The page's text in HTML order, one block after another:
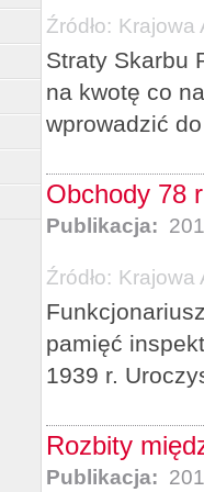
Źródło: Krajowa
Straty Skarbu
na kwotę co
wprowadzić
Obchody 78
Publikacja:
Źródło: Krajowa
pamięć
1939 r.
Rozbity
Publikacja: